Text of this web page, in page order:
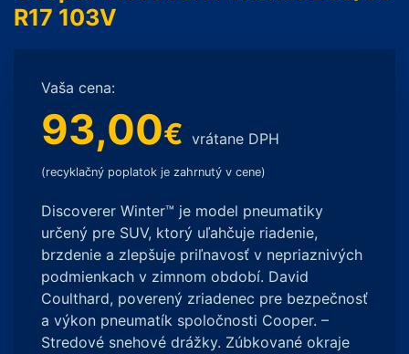
R17 103V
Vaša cena:
93,00€ vrátane DPH
(recyklačný poplatok je zahrnutý v cene)
Discoverer Winter™ je model pneumatiky
určený pre SUV, ktorý uľahčuje riadenie,
brzdenie a zlepšuje priľnavosť v nepriaznivých
podmienkach v zimnom období. David
Coulthard, poverený zriadenec pre bezpečnosť
a výkon pneumatík spoločnosti Cooper. –
Stredové snehové drážky. Zúbkované okraje